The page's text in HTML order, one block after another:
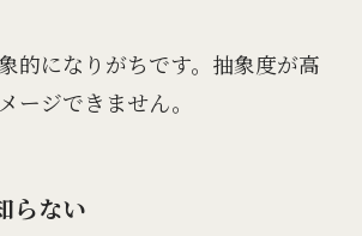
的になりがちです。抽象度が高
ージできません。
らない